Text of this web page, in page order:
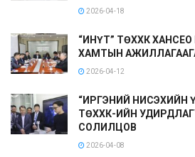
2026-04-18
“ИНҮТ” ТӨХХК
ХАМТЫН
2026-04-12
“ИРГЭНИЙ НИСЭХИЙН
ТӨХХК-ИЙН
СОЛИЛЦОВ
2026-04-08